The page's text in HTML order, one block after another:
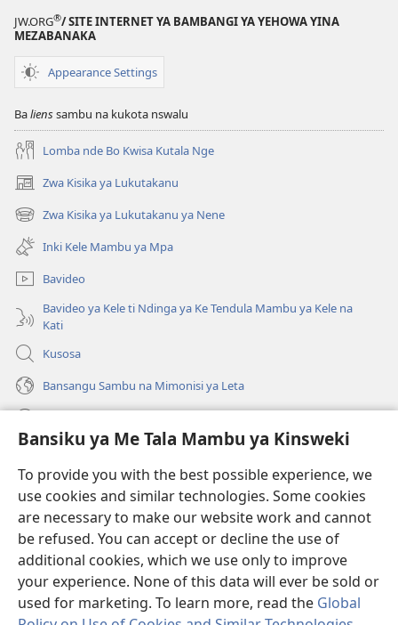
Bansiku ya Me Tala Mambu ya Kinsweki
To provide you with the best possible experience, we
use cookies and similar technologies. Some cookies
are necessary to make our website work and cannot
be refused. You can accept or decline the use of
additional cookies, which we use only to improve
your experience. None of this data will ever be sold or
used for marketing. To learn more, read the Global
JW.ORG®/ SITE INTERNET YA BAMBANGI YA YEHOWA YINA
MEZABANAKA
Appearance Settings
Balienssambu na kukota nswalu
Lomba nde Bo Kwisa Kutala Nge
Zwa Kisika ya Lukutakanu
(ke
kangula
lutiti
ya
mpa)
Zwa Kisika ya Lukutakanu ya Nene
(ke
kangula
lutiti
ya
mpa)
Inki Kele Mambu ya Mpa
Bavideo
Bavideo ya Kele ti Ndinga ya Ke Tendula Mambu ya Kele na
Kati
Kusosa
Bansangu Sambu na Mimonisi ya Leta
(ke
kangula
lutiti
ya
mpa)
Watchtower BIBLIOTEKE NA INTERNET
(ke
kangula
lutiti
ya
mpa)
JW Hub ®
(ke
kangula
lutiti
ya